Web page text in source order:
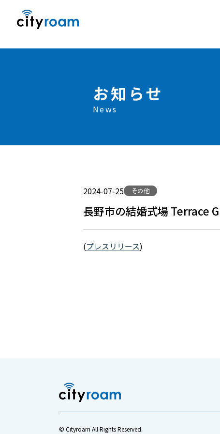
お知らせ
News
2024-07-25 その他
長野市の結婚式場 Terrace
(プレスリリース)
© Cityroam All Rights Reserved.